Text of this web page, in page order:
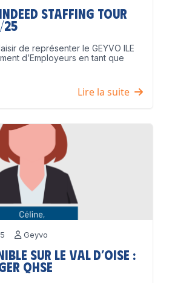
Staffing Tour
de représenter le GEYVO ILE
d’Employeurs en tant que
Lire la suite
Geyvo
sur le Val d’Oise :
QHSE